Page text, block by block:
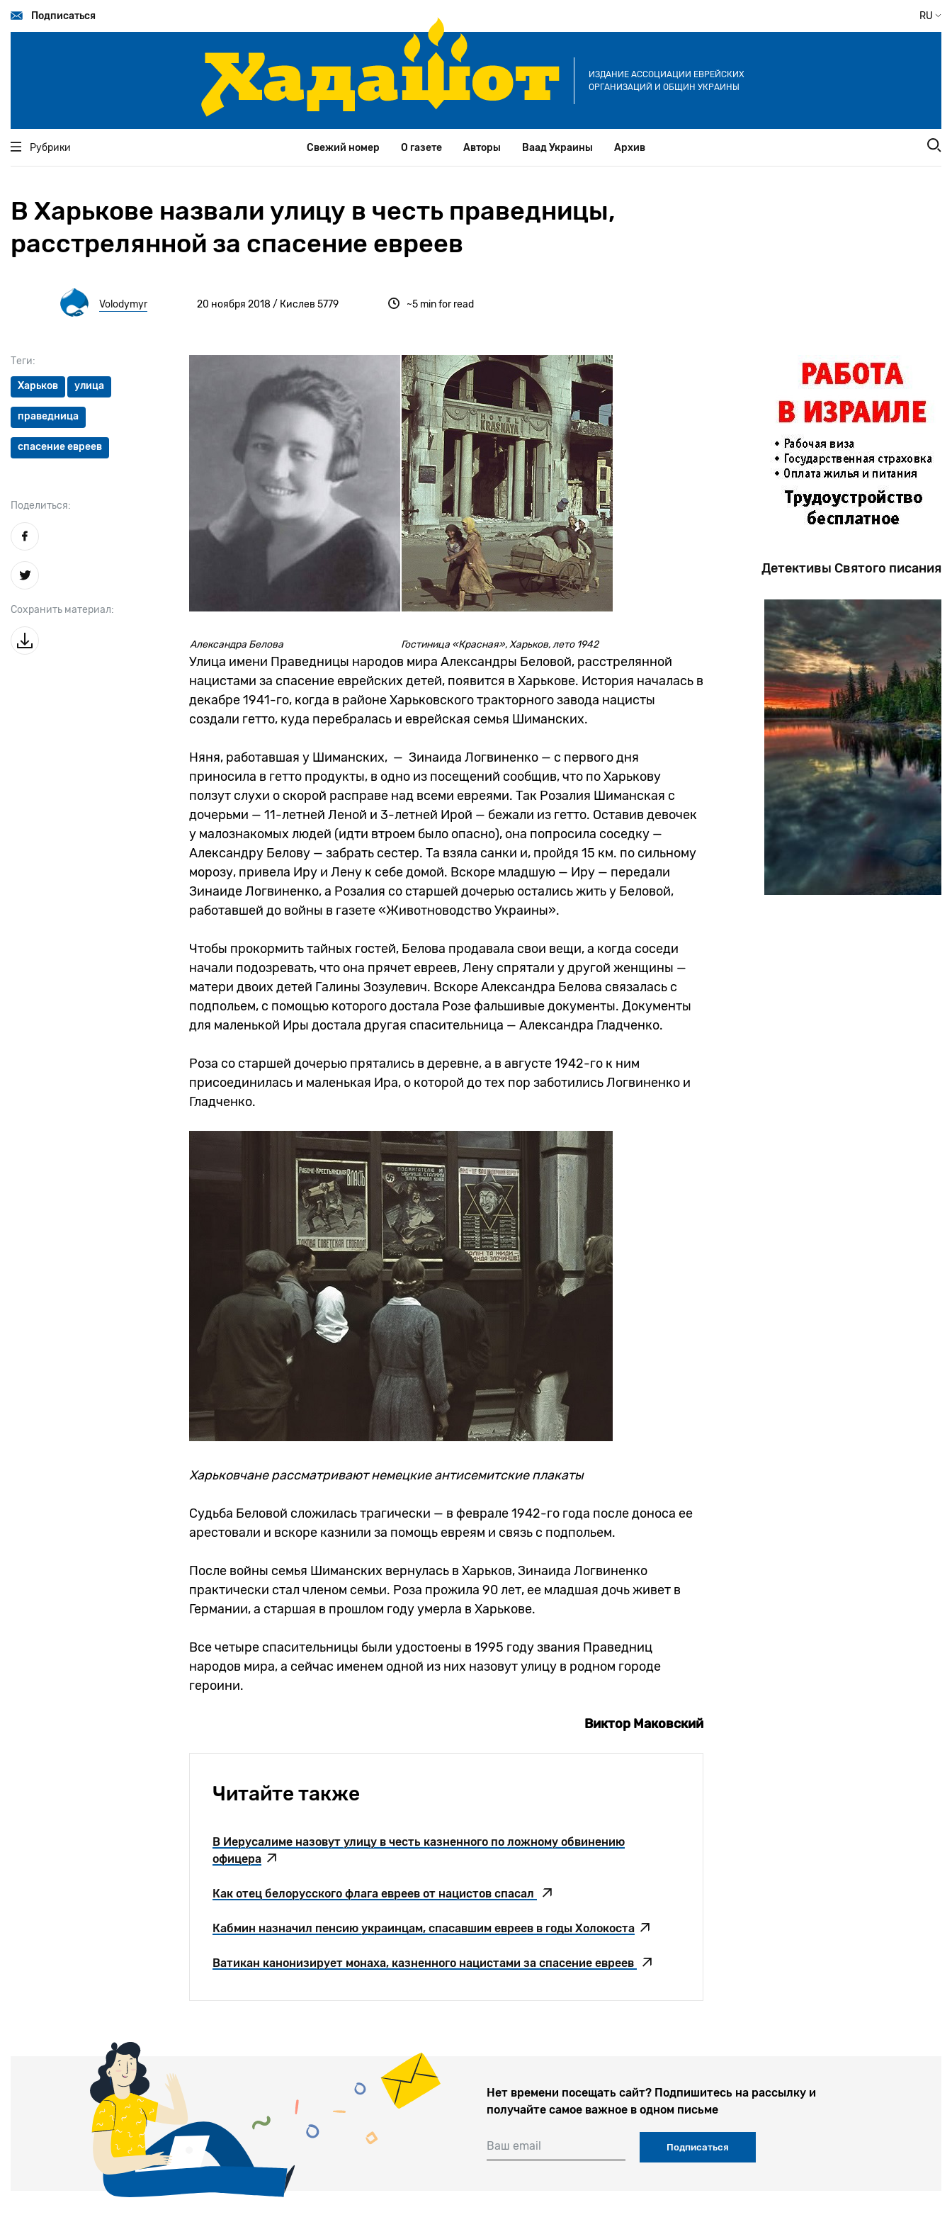
основномуПодписаться RU
ИЗДАНИЕ АССОЦИАЦИИ ЕВРЕЙСКИХ
ОРГАНИЗАЦИЙ И ОБЩИН УКРАИНЫ
Рубрики Свежий номер О газете Авторы Ваад Украины Архив
В Харькове назвали улицу в честь праведницы,
расстрелянной за спасение евреев
Volodymyr 20 ноября 2018 / Кислев 5779 ~5 min for read
Теги:
Харьков улица
праведница
спасение евреев
Поделиться:
Сохранить материал:
Александра Белова Гостиница «Красная», Харьков, лето 1942
Улица имени Праведницы народов мира Александры Беловой, расстрелянной
нацистами за спасение еврейских детей, появится в Харькове. История началась в
декабре 1941-го, когда в районе Харьковского тракторного завода нацисты
создали гетто, куда перебралась и еврейская семья Шиманских.
Няня, работавшая у Шиманских, — Зинаида Логвиненко — с первого дня
приносила в гетто продукты, в одно из посещений сообщив, что по Харькову
ползут слухи о скорой расправе над всеми евреями. Так Розалия Шиманская с
дочерьми — 11-летней Леной и 3-летней Ирой — бежали из гетто. Оставив девочек
у малознакомых людей (идти втроем было опасно), она попросила соседку —
Александру Белову — забрать сестер. Та взяла санки и, пройдя 15 км. по сильному
морозу, привела Иру и Лену к себе домой. Вскоре младшую — Иру — передали
Зинаиде Логвиненко, а Розалия со старшей дочерью остались жить у Беловой,
работавшей до войны в газете «Животноводство Украины».
Чтобы прокормить тайных гостей, Белова продавала свои вещи, а когда соседи
начали подозревать, что она прячет евреев, Лену спрятали у другой женщины —
матери двоих детей Галины Зозулевич. Вскоре Александра Белова связалась с
подпольем, с помощью которого достала Розе фальшивые документы. Документы
для маленькой Иры достала другая спасительница — Александра Гладченко.
Роза со старшей дочерью прятались в деревне, а в августе 1942-го к ним
присоединилась и маленькая Ира, о которой до тех пор заботились Логвиненко и
Гладченко.
Харьковчане рассматривают немецкие антисемитские плакаты
Судьба Беловой сложилась трагически — в феврале 1942-го года после доноса ее
арестовали и вскоре казнили за помощь евреям и связь с подпольем.
После войны семья Шиманских вернулась в Харьков, Зинаида Логвиненко
практически стал членом семьи. Роза прожила 90 лет, ее младшая дочь живет в
Германии, а старшая в прошлом году умерла в Харькове.
Все четыре спасительницы были удостоены в 1995 году звания Праведниц
народов мира, а сейчас именем одной из них назовут улицу в родном городе
героини.
Виктор Маковский
Читайте также
В Иерусалиме назовут улицу в честь казненного по ложному обвинению
офицера
Как отец белорусского флага евреев от нацистов спасал
Кабмин назначил пенсию украинцам, спасавшим евреев в годы Холокоста
Ватикан канонизирует монаха, казненного нацистами за спасение евреев
Детективы Святого писания
Нет времени посещать сайт? Подпишитесь на рассылку и
получайте самое важное в одном письме
Ваш email